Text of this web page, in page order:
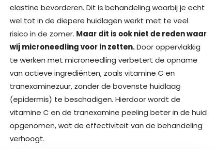
elastine bevorderen. Dit is behandeling waarbij je echt
wel tot in de diepere huidlagen werkt met te veel
risico in de zomer. Maar dit is ook niet de reden waar
wij microneedling voor in zetten.Door oppervlakkig
te werken met microneedling verbetert de opname
van actieve ingrediënten, zoals vitamine C en
tranexaminezuur, zonder de bovenste huidlaag
(epidermis) te beschadigen. Hierdoor wordt de
vitamine C en de tranexamine peeling beter in de huid
opgenomen, wat de effectiviteit van de behandeling
verhoogt.